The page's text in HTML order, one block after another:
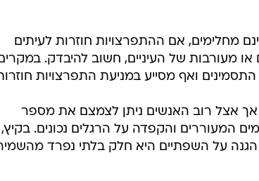
מחלימים, אם ההתפרצויות חוזרות לעיתים
מעורבות של העיניים, חשוב להיבדק.
ואף מסייע במניעת התפרצויות
אך אצל רוב האנשים ניתן לצמצם את מספר
המעוררים והקפדה על הרגלים נכונים. בקיץ,
על השפתיים היא חלק בלתי נפרד